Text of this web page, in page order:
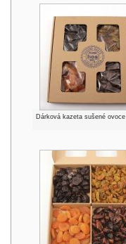
Dárková kazeta sušené ovoce